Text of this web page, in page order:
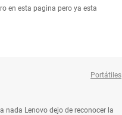
en esta pagina pero ya esta
Portátiles
nada Lenovo dejo de reconocer la